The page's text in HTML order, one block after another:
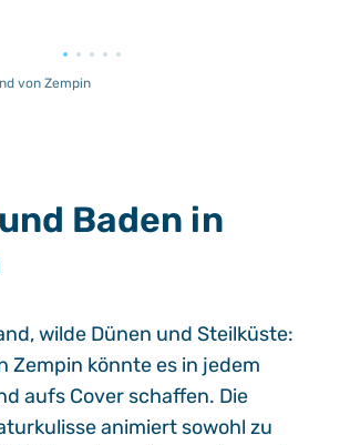
von Zempin
Baden in
wilde Dünen und Steilküste:
Zempin könnte es in jedem
aufs Cover schaffen. Die
animiert sowohl zu